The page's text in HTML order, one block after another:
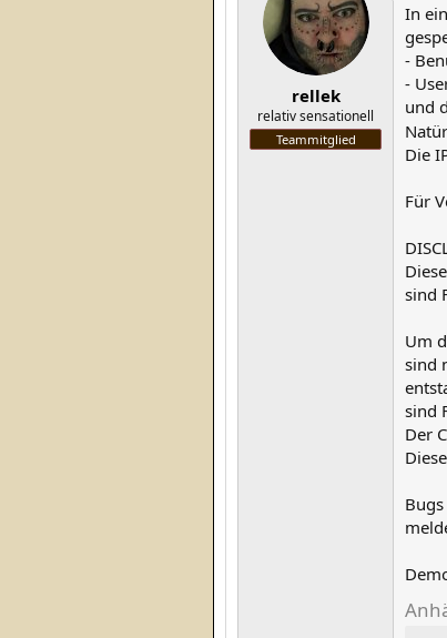
l
t
a
m
rellek
relativ sensationell
Teammitglied
In
-
-
und
Die
Für
sind
Um
sind
sind
Der